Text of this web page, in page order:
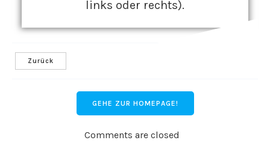
links oder rechts).
Zurück
GEHE ZUR HOMEPAGE!
Comments are closed